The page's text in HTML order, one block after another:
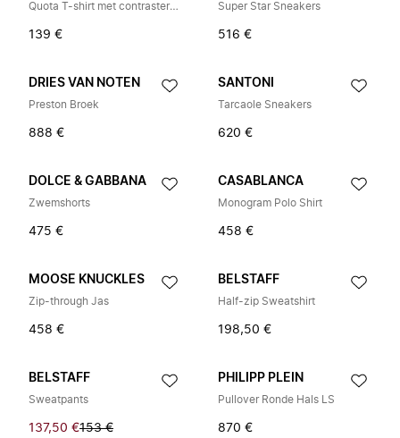
Quota T-shirt met contrasterende Ami de Coeur
139 €
Super Star Sneakers
516 €
DRIES VAN NOTEN
Preston Broek
888 €
SANTONI
Tarcaole Sneakers
620 €
DOLCE & GABBANA
Zwemshorts
475 €
CASABLANCA
Monogram Polo Shirt
458 €
MOOSE KNUCKLES
Zip-through Jas
458 €
BELSTAFF
Half-zip Sweatshirt
198,50 €
BELSTAFF
Sweatpants
137,50 €153 €
PHILIPP PLEIN
Pullover Ronde Hals LS
870 €